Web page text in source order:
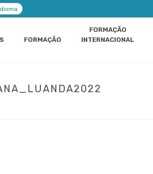
FORMAÇÃO
FORMAÇÃO
INTERNACIONAL